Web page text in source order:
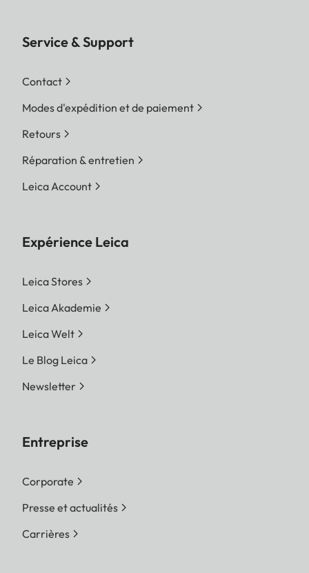
Service & Support
Contact
Modes d'expédition et de paiement
Retours
Réparation & entretien
Leica Account
Expérience Leica
Leica Stores
Leica Akademie
Leica Welt
Le Blog Leica
Newsletter
Entreprise
Corporate
Presse et actualités
Carrières